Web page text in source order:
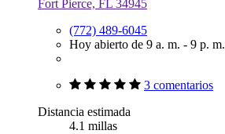
Fort Pierce, FL 34945
(772) 489-6045
Hoy abierto de 9 a. m. - 9 p. m.
3 comentarios
Distancia estimada
4.1 millas